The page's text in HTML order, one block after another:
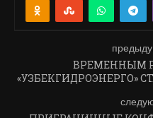
ВРЕМЕННЫМ
«УЗБЕКГИДРОЭНЕРГО»